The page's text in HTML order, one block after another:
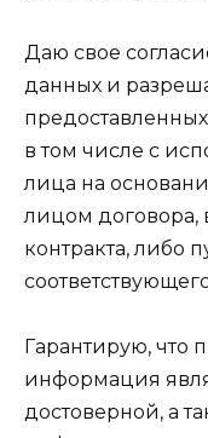
Даю свое
данных и
в том числе с
лица на
лицом договора,
контракта, либо
Гарантирую, что
информация
достоверной, а